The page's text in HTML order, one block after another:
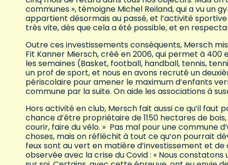
communes », témoigne Michel Reiland, qui a vu un
appartient désormais au passé, et l’activité
très vite, dès que cela a été possible, et en
Outre ces investissements conséquents, Mersch
Fit Kanner Miersch, créé en 2006, qui permet à
les semaines (Basket, football, handball, tennis,
un prof de sport, et nous en avons recruté un
périscolaire pour amener le maximum d’enfants
commune par la suite. On aide les associations à
Hors activité en club, Mersch fait aussi ce qu’il faut
chance d’être propriétaire de 1150 hectares de
courir, faire du vélo. » Pas mal pour une commune
choses, mais on réfléchit à tout ce qu’on pourrait
feux sont au vert en matière d’investissement et
observée avec la crise du Covid : « Nous